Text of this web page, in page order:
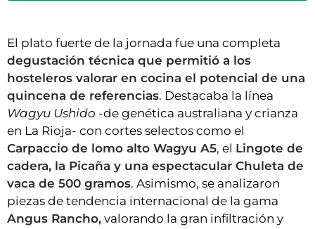
El plato fuerte de la jornada fue una completa
degustación técnica que permitió a los
hosteleros valorar en cocina el potencial de una
quincena de referencias. Destacaba la línea
Wagyu Ushido -de genética australiana y crianza
en La Rioja- con cortes selectos como el
Carpaccio de lomo alto Wagyu A5, el Lingote de
cadera, la Picaña y una espectacular Chuleta de
vaca de 500 gramos. Asimismo, se analizaron
piezas de tendencia internacional de la gama
Angus Rancho, valorando la gran infiltración y